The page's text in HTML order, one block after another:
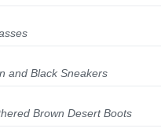
and Black Sneakers
Brown Desert Boots